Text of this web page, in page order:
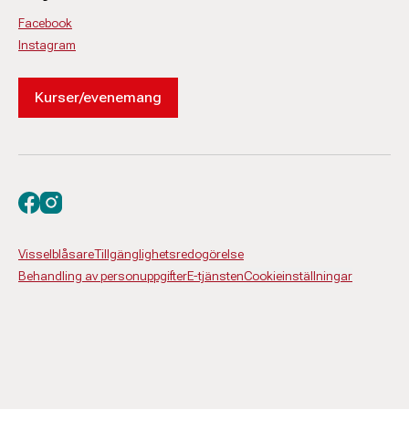
Facebook
Instagram
Kurser/evenemang
VisselblåsareTillgänglighetsredogörelse
Behandling av personuppgifterE-tjänstenCookieinställningar
Besök oss på facebook
Besök oss på instagram